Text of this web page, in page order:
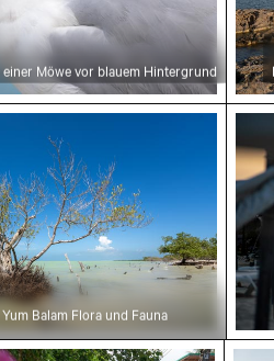
einer Möwe vor blauem Hintergrund
im Yum Balam Flora
Balam Flora und Fauna
Bahnhof Museumsinsel,
Ampel an tropischer